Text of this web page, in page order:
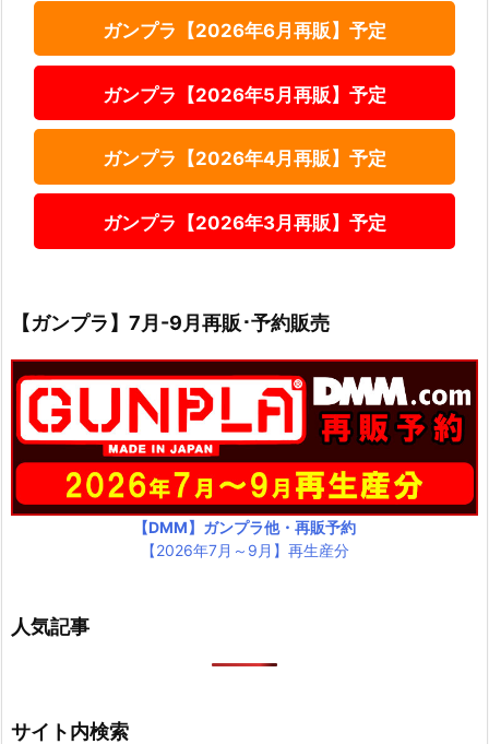
ガンプラ【2026年6月再販】予定
ガンプラ【2026年5月再販】予定
ガンプラ【2026年4月再販】予定
ガンプラ【2026年3月再販】予定
【ガンプラ】7月-9月再販･予約販売
【DMM】ガンプラ他・再販予約
【2026年7月～9月】再生産分
人気記事
サイト内検索